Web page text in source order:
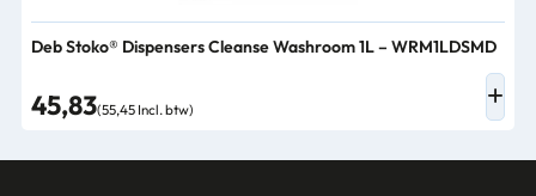
Deb Stoko® Dispensers Cleanse Washroom 1L – WRM1LDSMD
45,83(55,45 Incl. btw)